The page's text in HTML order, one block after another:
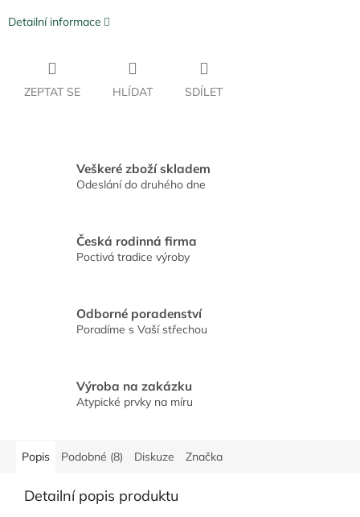
Detailní informace
ZEPTAT SE HLÍDAT SDÍLET
Veškeré zboží skladem
Odeslání do druhého dne
Česká rodinná firma
Poctivá tradice výroby
Odborné poradenství
Poradíme s Vaší střechou
Výroba na zakázku
Atypické prvky na míru
Popis Podobné (8) Diskuze Značka
Detailní popis produktu